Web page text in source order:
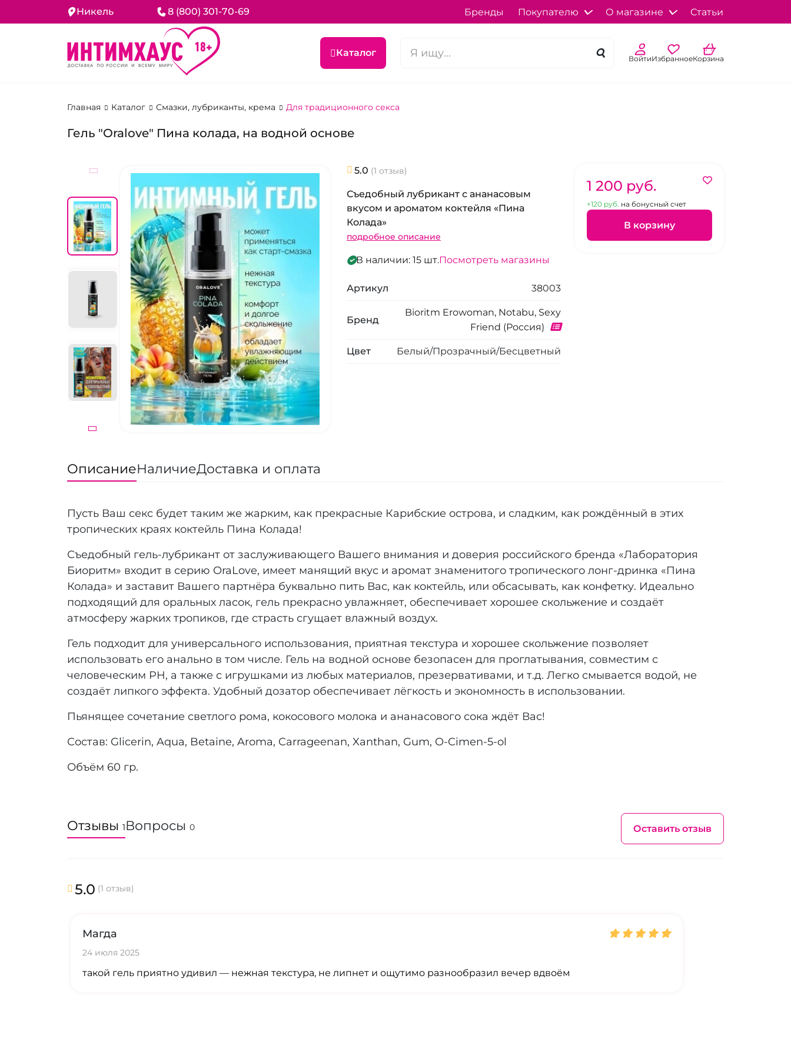
Никель 8 (800) 301-70-69 Бренды Покупателю О магазине Статьи
Каталог ВойтиИзбранноеКорзина
Главная Каталог Смазки, лубриканты, крема Для традиционного секса
Гель "Oralove" Пина колада, на водной основе
5.0 (1 отзыв)
Съедобный лубрикант с ананасовым
вкусом и ароматом коктейля «Пина
Колада»
подробное описание
В наличии: 15 шт.Посмотреть магазины
Артикул 38003
Бренд
Bioritm Erowoman, Notabu, Sexy
Friend (Россия)
Цвет Белый/Прозрачный/Бесцветный
1 200 pуб.
+120 pуб. на бонусный счет
В корзину
ОписаниеНаличиеДоставка и оплата
Пусть Ваш секс будет таким же жарким, как прекрасные Карибские острова, и сладким, как рождённый в этих
тропических краях коктейль Пина Колада!
Съедобный гель-лубрикант от заслуживающего Вашего внимания и доверия российского бренда «Лаборатория
Биоритм» входит в серию OraLove, имеет манящий вкус и аромат знаменитого тропического лонг-дринка «Пина
Колада» и заставит Вашего партнёра буквально пить Вас, как коктейль, или обсасывать, как конфетку. Идеально
подходящий для оральных ласок, гель прекрасно увлажняет, обеспечивает хорошее скольжение и создаёт
атмосферу жарких тропиков, где страсть сгущает влажный воздух.
Гель подходит для универсального использования, приятная текстура и хорошее скольжение позволяет
использовать его анально в том числе. Гель на водной основе безопасен для проглатывания, совместим с
человеческим PH, а также с игрушками из любых материалов, презервативами, и т.д. Легко смывается водой, не
создаёт липкого эффекта. Удобный дозатор обеспечивает лёгкость и экономность в использовании.
Пьянящее сочетание светлого рома, кокосового молока и ананасового сока ждёт Вас!
Состав: Glicerin, Aqua, Betaine, Aroma, Carrageenan, Xanthan, Gum, O-Cimen-5-ol
Объём 60 гр.
Отзывы 1Вопросы 0 Оставить отзыв
5.0 (1 отзыв)
Магда
24 июля 2025
такой гель приятно удивил — нежная текстура, не липнет и ощутимо разнообразил вечер вдвоём